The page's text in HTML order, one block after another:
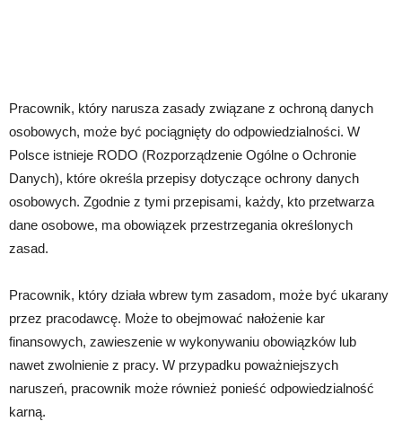
Pracownik, który narusza zasady związane z ochroną danych
osobowych, może być pociągnięty do odpowiedzialności. W
Polsce istnieje RODO (Rozporządzenie Ogólne o Ochronie
Danych), które określa przepisy dotyczące ochrony danych
osobowych. Zgodnie z tymi przepisami, każdy, kto przetwarza
dane osobowe, ma obowiązek przestrzegania określonych
zasad.
Pracownik, który działa wbrew tym zasadom, może być ukarany
przez pracodawcę. Może to obejmować nałożenie kar
finansowych, zawieszenie w wykonywaniu obowiązków lub
nawet zwolnienie z pracy. W przypadku poważniejszych
naruszeń, pracownik może również ponieść odpowiedzialność
karną.